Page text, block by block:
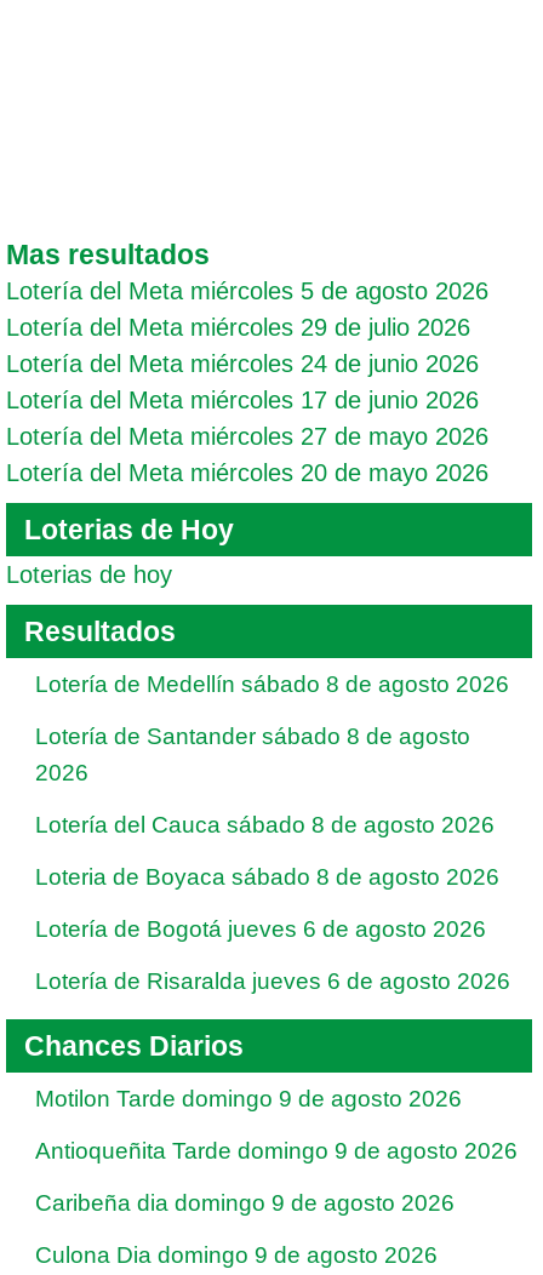
Mas resultados
Lotería del Meta miércoles 5 de agosto 2026
Lotería del Meta miércoles 29 de julio 2026
Lotería del Meta miércoles 24 de junio 2026
Lotería del Meta miércoles 17 de junio 2026
Lotería del Meta miércoles 27 de mayo 2026
Lotería del Meta miércoles 20 de mayo 2026
Loterias de Hoy
Loterias de hoy
Resultados
Lotería de Medellín sábado 8 de agosto 2026
Lotería de Santander sábado 8 de agosto
2026
Lotería del Cauca sábado 8 de agosto 2026
Loteria de Boyaca sábado 8 de agosto 2026
Lotería de Bogotá jueves 6 de agosto 2026
Lotería de Risaralda jueves 6 de agosto 2026
Chances Diarios
Motilon Tarde domingo 9 de agosto 2026
Antioqueñita Tarde domingo 9 de agosto 2026
Caribeña dia domingo 9 de agosto 2026
Culona Dia domingo 9 de agosto 2026